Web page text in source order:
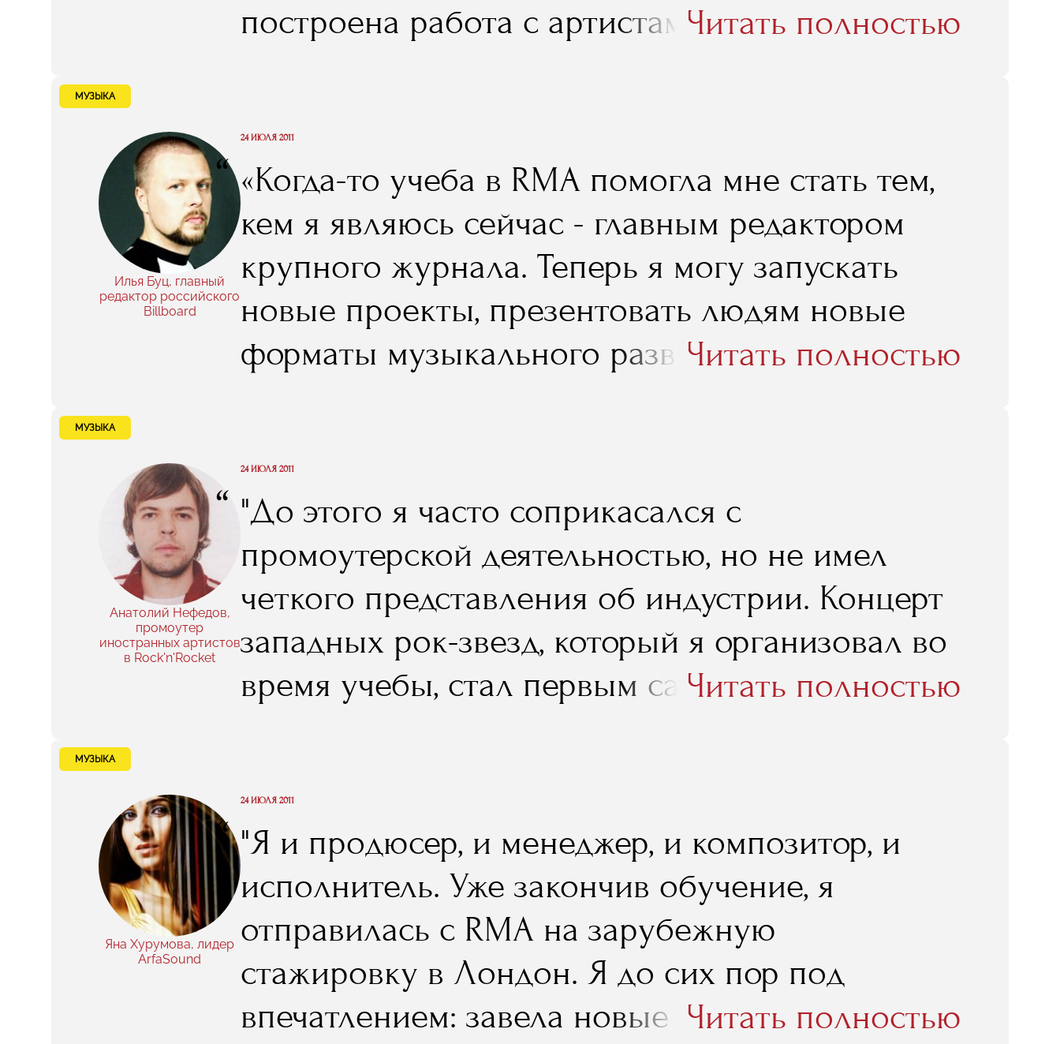
построена работа с артистами у западных
Читать полностью
МУЗЫКА
Илья Буц, главный
редактор российского
Billboard
“
24 ИЮЛЯ 2011
«Когда-то учеба в RMA помогла мне стать тем,
кем я являюсь сейчас - главным редактором
крупного журнала. Теперь я могу запускать
новые проекты, презентовать людям новые
форматы музыкального развлечения, в том
Читать полностью
МУЗЫКА
Анатолий Нефедов,
промоутер
иностранных артистов
в Rock'n'Rocket
“
24 ИЮЛЯ 2011
"До этого я часто соприкасался с
промоутерской деятельностью, но не имел
четкого представления об индустрии. Концерт
западных рок-звезд, который я организовал во
время учебы, стал первым самостоятельным
RMA..."
Читать полностью
МУЗЫКА
Яна Хурумова, лидер
ArfaSound
“
24 ИЮЛЯ 2011
"Я и продюсер, и менеджер, и композитор, и
исполнитель. Уже закончив обучение, я
отправилась с RMA на зарубежную
стажировку в Лондон. Я до сих пор под
впечатлением: завела новые контакты, нашла
Читать полностью